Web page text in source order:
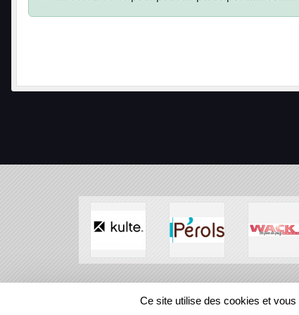
REGIONS
Ce site utilise des cookies et